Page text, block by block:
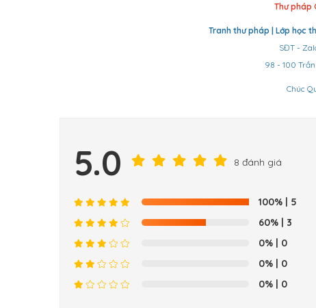
Thư pháp
Tranh thư pháp | Lớp học
SĐT -
98 - 100 Trần
Chúc
5.0 8 đánh giá
100% | 5
60% | 3
0% | 0
0% | 0
0% | 0